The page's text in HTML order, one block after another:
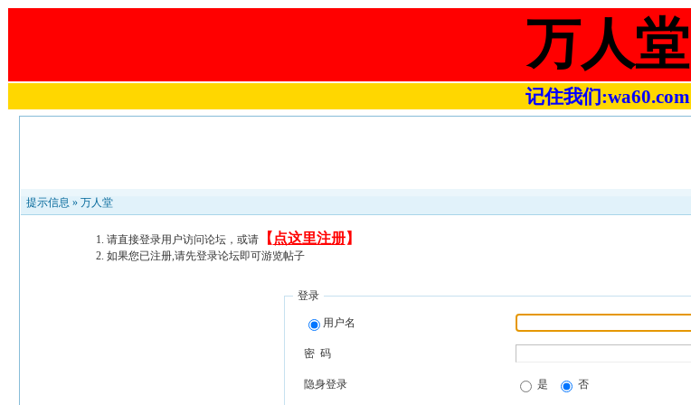
万人堂
记住我们:wa60.com
提示信息 » 万人堂
请直接登录用户访问论坛，或请【 点这里注册】
如果您已注册,请先登录论坛即可游览帖子
登录
用户名
密 码
隐身登录 是 否